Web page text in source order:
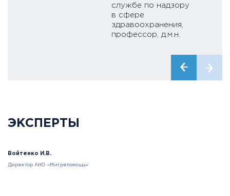
службе по надзору
в сфере
здравоохранения,
профессор, д.м.н.
ЭКСПЕРТЫ
Войтенко И.В.
Директор АНО « Мигрепомощь»